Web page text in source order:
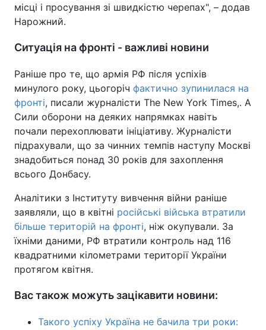
місці і просування зі швидкістю черепах", – додав
Нарожний.
Ситуація на фронті - важливі новини
Раніше про те, що армія РФ після успіхів
минулого року, цьогоріч фактично зупинилася на
фронті, писали журналісти The New York Times,. А
Сили оборони на деяких напрямках навіть
почали перехоплювати ініціативу. Журналісти
підрахували, що за чинних темпів наступу Москві
знадобиться понад 30 років для захоплення
всього Донбасу.
Аналітики з Інституту вивчення війни раніше
заявляли, що в квітні російські війська втратили
більше територій на фронті, ніж окупували. За
їхніми даними, РФ втратили контроль над 116
квадратними кілометрами території України
протягом квітня.
Вас також можуть зацікавити новини:
Такого успіху Україна не бачила три роки: